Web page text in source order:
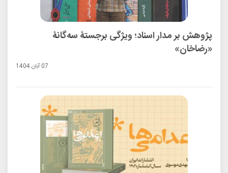
پژوهش بر مدار اسناد؛ ویژگی برجستۀ سه‌گانۀ
«رضاخان»
07 آبان 1404